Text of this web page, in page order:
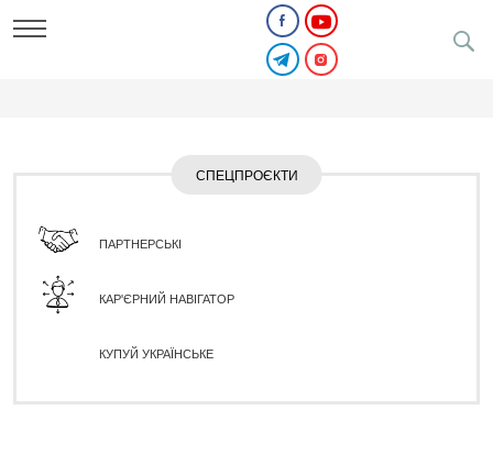
СПЕЦПРОЄКТИ
ПАРТНЕРСЬКІ
КАР'ЄРНИЙ НАВІГАТОР
КУПУЙ УКРАЇНСЬКЕ